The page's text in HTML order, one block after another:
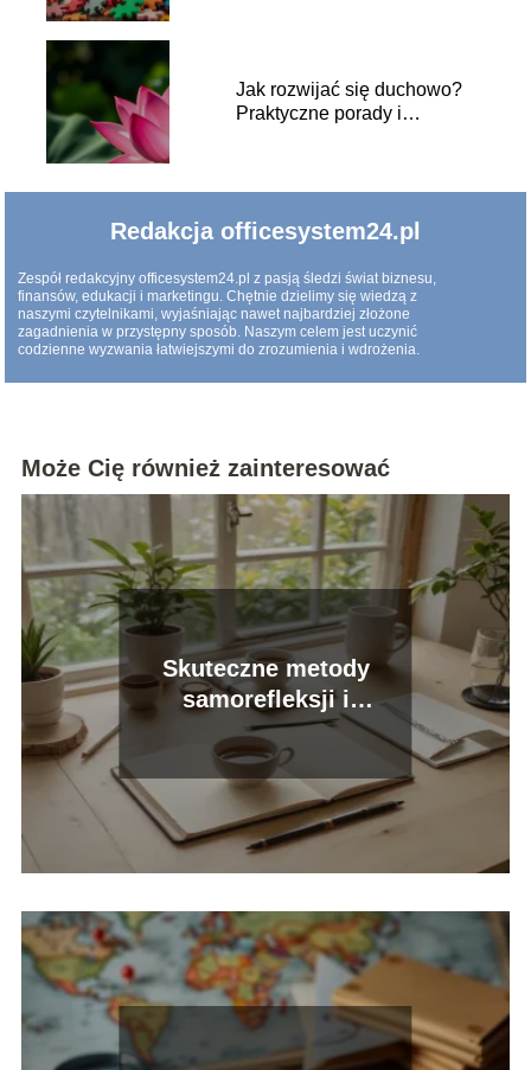
Jak rozwijać się duchowo?
Praktyczne porady i
Redakcja officesystem24.pl
Zespół redakcyjny officesystem24.pl z pasją śledzi świat biznesu,
finansów, edukacji i marketingu. Chętnie dzielimy się wiedzą z
naszymi czytelnikami, wyjaśniając nawet najbardziej złożone
zagadnienia w przystępny sposób. Naszym celem jest uczynić
codzienne wyzwania łatwiejszymi do zrozumienia i wdrożenia.
Może Cię również zainteresować
Skuteczne metody
samorefleksji i
introspekcji